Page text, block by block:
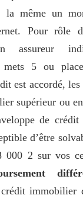
la même un
Pour rôle
assureur
mets 5 ou
est accordé,
supérieur ou
de
d’être
000 2 sur vos
crédit immobilier